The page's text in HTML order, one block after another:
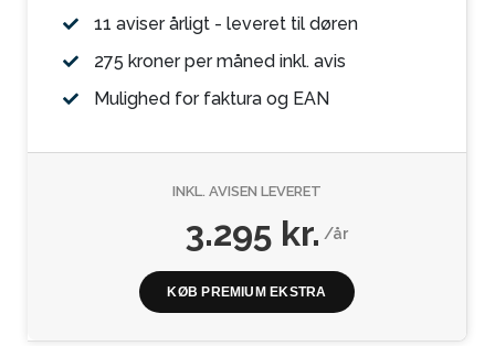
11 aviser årligt - leveret til døren
275 kroner per måned inkl. avis
Mulighed for faktura og EAN
INKL. AVISEN LEVERET
3.295 kr./år
KØB PREMIUM EKSTRA